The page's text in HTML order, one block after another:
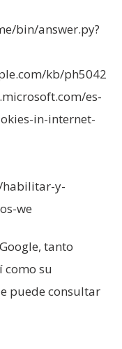
bin/answer.py?
kb/ph5042
es-
in-internet-
y-
we
tanto
su
puede consultar